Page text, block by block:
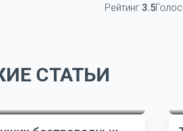
Рейтинг 3.5
СТАТЬИ